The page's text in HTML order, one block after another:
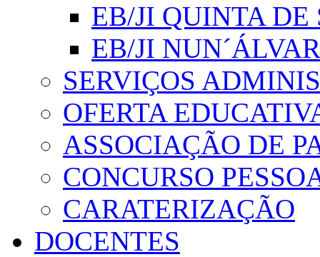
EB/JI QUINTA DE
EB/JI
SERVIÇOS
OFERTA
ASSOCIAÇÃO DE
CONCURSO
CARATERIZAÇÃO
DOCENTES